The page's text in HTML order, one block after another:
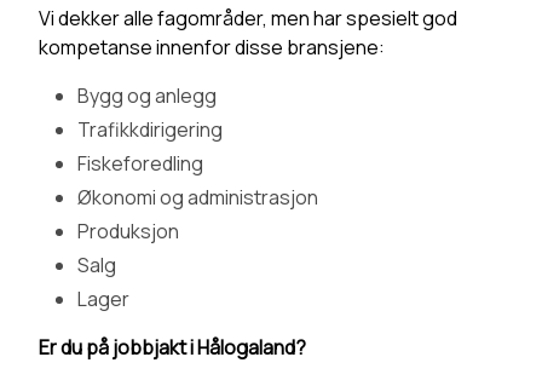
Vi dekker alle fagområder, men har spesielt god
kompetanse innenfor disse bransjene:
Bygg og anlegg
Trafikkdirigering
Fiskeforedling
Økonomi og administrasjon
Produksjon
Salg
Lager
Er du på jobbjakt i Hålogaland?